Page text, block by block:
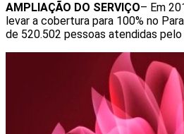
AMPLIAÇÃO DO SERVIÇO– Em
levar a cobertura para 100% no
de 520.502 pessoas atendidas